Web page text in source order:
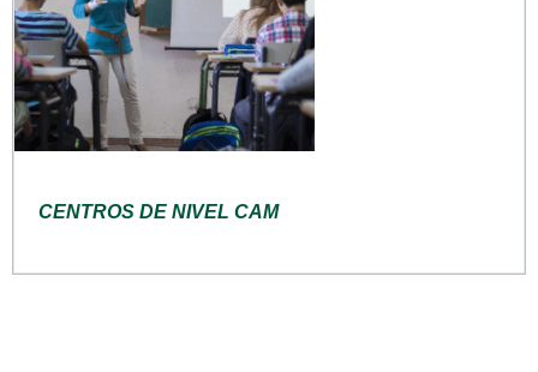
CENTROS DE NIVEL CAM